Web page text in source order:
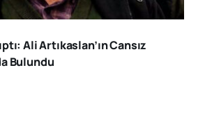
Ali Artıkaslan’ın Cansız
Bulundu